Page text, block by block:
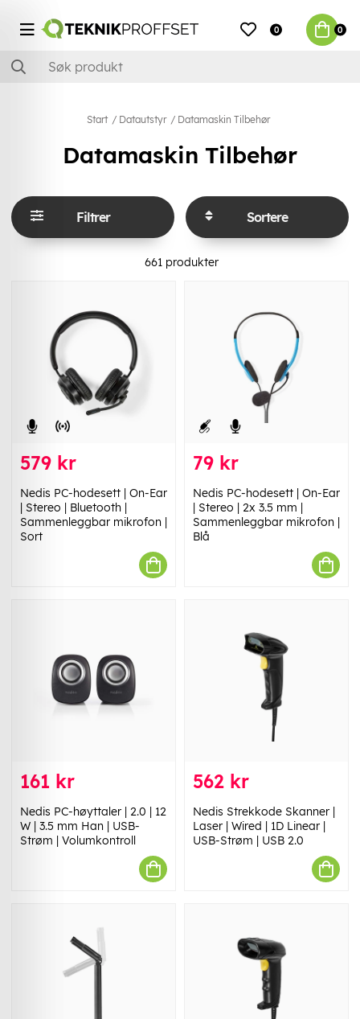
0 0
Start Datautstyr Datamaskin Tilbehør
Datamaskin Tilbehør
Filtrer Sortere
661 produkter
579 kr
Nedis PC-hodesett | On-Ear
| Stereo | Bluetooth |
Sammenleggbar mikrofon |
Sort
79 kr
Nedis PC-hodesett | On-Ear
| Stereo | 2x 3.5 mm |
Sammenleggbar mikrofon |
Blå
161 kr
Nedis PC-høyttaler | 2.0 | 12
W | 3.5 mm Han | USB-
Strøm | Volumkontroll
562 kr
Nedis Strekkode Skanner |
Laser | Wired | 1D Linear |
USB-Strøm | USB 2.0